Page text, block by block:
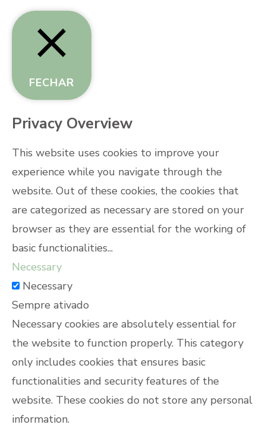
FECHAR
Privacy Overview
This website uses cookies to improve your
experience while you navigate through the
website. Out of these cookies, the cookies that
are categorized as necessary are stored on your
browser as they are essential for the working of
basic functionalities...
Necessary
Necessary
Sempre ativado
Necessary cookies are absolutely essential for
the website to function properly. This category
only includes cookies that ensures basic
functionalities and security features of the
website. These cookies do not store any personal
information.